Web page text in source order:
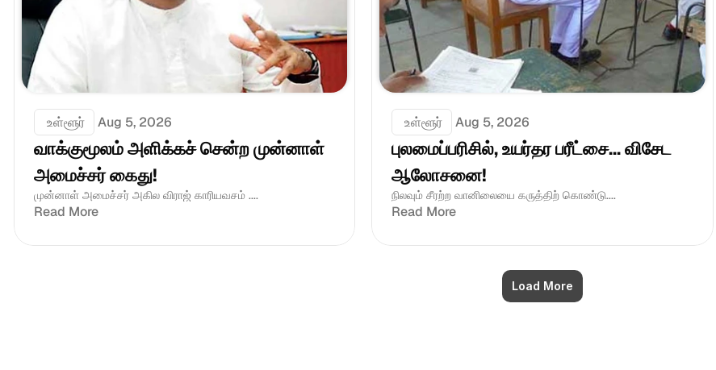
உள்ளூர் Aug 5, 2026
வாக்குமூலம் அளிக்கச் சென்ற முன்னாள்
அமைச்சர் கைது!
முன்னாள் அமைச்சர் அகில விராஜ் காரியவசம் ....
Read More
உள்ளூர் Aug 5, 2026
புலமைப்பரிசில், உயர்தர பரீட்சை... விசேட
ஆலோசனை!
நிலவும் சீரற்ற வானிலையை கருத்திற் கொண்டு....
Read More
Load More